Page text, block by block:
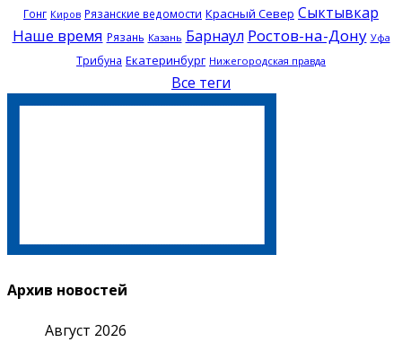
Гонг Киров Рязанские ведомости Красный Север Сыктывкар
Наше время Рязань Казань Барнаул Ростов-на-Дону Уфа
Трибуна Екатеринбург Нижегородская правда
Все теги
Архив новостей
Август 2026